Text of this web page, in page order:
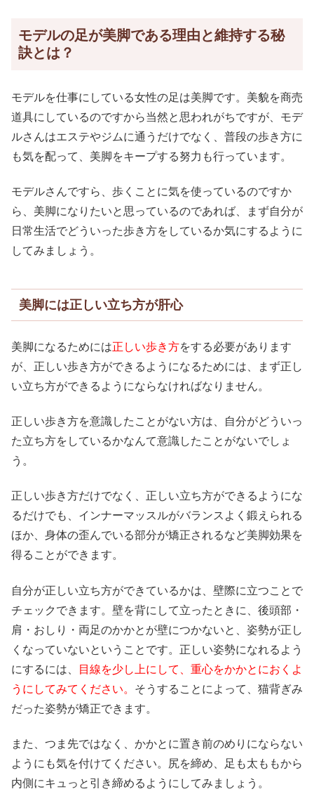
モデルの足が美脚である理由と維持する秘
訣とは？
モデルを仕事にしている女性の足は美脚です。美貌を商売
道具にしているのですから当然と思われがちですが、モデ
ルさんはエステやジムに通うだけでなく、普段の歩き方に
も気を配って、美脚をキープする努力も行っています。
モデルさんですら、歩くことに気を使っているのですか
ら、美脚になりたいと思っているのであれば、まず自分が
日常生活でどういった歩き方をしているか気にするように
してみましょう。
美脚には正しい立ち方が肝心
美脚になるためには正しい歩き方をする必要があります
が、正しい歩き方ができるようになるためには、まず正し
い立ち方ができるようにならなければなりません。
正しい歩き方を意識したことがない方は、自分がどういっ
た立ち方をしているかなんて意識したことがないでしょ
う。
正しい歩き方だけでなく、正しい立ち方ができるようにな
るだけでも、インナーマッスルがバランスよく鍛えられる
ほか、身体の歪んでいる部分が矯正されるなど美脚効果を
得ることができます。
自分が正しい立ち方ができているかは、壁際に立つことで
チェックできます。壁を背にして立ったときに、後頭部・
肩・おしり・両足のかかとが壁につかないと、姿勢が正し
くなっていないということです。正しい姿勢になれるよう
にするには、
目線を少し上にして、重心をかかとにおくよ
うにしてみてください。 そうすることによって、猫背ぎみ
だった姿勢が矯正できます。
また、つま先ではなく、かかとに置き前のめりにならない
ようにも気を付けてください。尻を締め、足も太ももから
内側にキュっと引き締めるようにしてみましょう。